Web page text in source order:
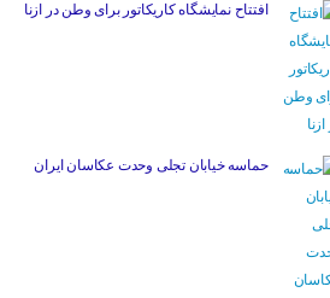
افتتاح نمایشگاه کاریکاتور برای وطن در ازنا
حماسه خیابان تجلی وحدت عکاسان ایران